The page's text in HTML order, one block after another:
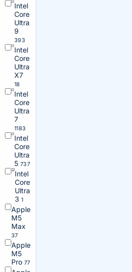
Intel
Core
Ultra
9
393
Intel
Core
Ultra
X7
18
Intel
Core
Ultra
7
1183
Intel
Core
Ultra
5 737
Intel
Core
Ultra
3 1
Apple
M5
Max
37
Apple
M5
Pro 77